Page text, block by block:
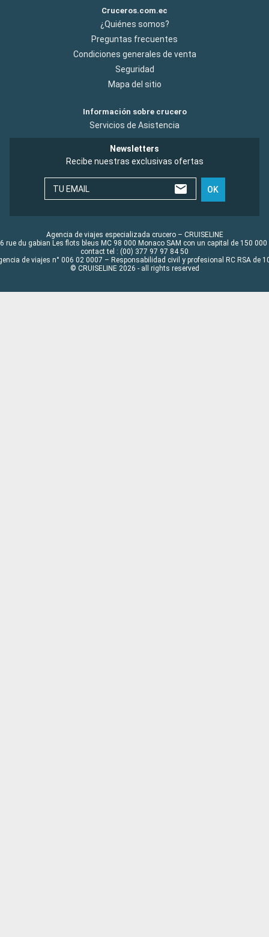
Cruceros.com.ec
¿Quiénes somos?
Preguntas frecuentes
Condiciones generales de venta
Seguridad
Mapa del sitio
Información sobre crucero
Servicios de Asistencia
Newsletters
Recibe nuestras exclusivas ofertas
TU EMAIL OK
Agencia de viajes especializada crucero – CRUISELINE
rue du gabian Les flots bleus MC 98 000 Monaco SAM con un capital de 150 000
contact tel : (00) 377 97 97 84 50
de viajes n° 006 02 0007 – Responsabilidad civil y profesional RC RSA de
© CRUISELINE 2026 - all rights reserved